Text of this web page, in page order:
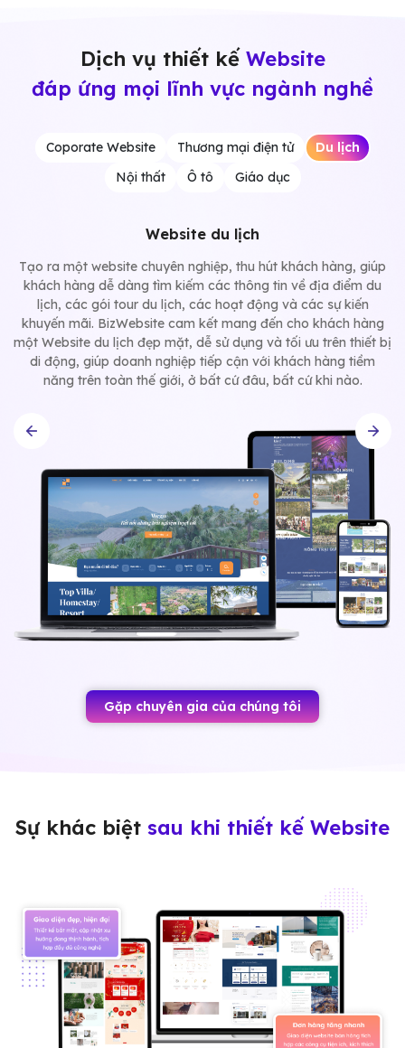
Dịch vụ thiết kế Website
đáp ứng mọi lĩnh vực ngành nghề
Coporate Website Thương mại điện tử
Du lịch
Nội thất
Ô tô Giáo dục
Website du lịch
Tạo ra một website chuyên nghiệp, thu hút khách hàng, giúp
khách hàng dễ dàng tìm kiếm các thông tin về địa điểm du
lịch, các gói tour du lịch, các hoạt động và các sự kiến
khuyến mãi. BizWebsite cam kết mang đến cho khách hàng
một Website du lịch đẹp mặt, dễ sử dụng và tối ưu trên thiết bị
di động, giúp doanh nghiệp tiếp cận với khách hàng tiềm
năng trên toàn thế giới, ở bất cứ đâu, bất cứ khi nào.
Gặp chuyên gia của chúng tôi
Sự khác biệt sau khi thiết kế Website